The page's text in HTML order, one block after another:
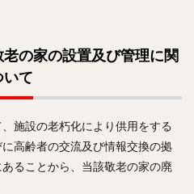
の家の設置及び管理に関
て
施設の老朽化により供用をする
高齢者の交流及び情報交換の拠
ることから、当該敬老の家の廃